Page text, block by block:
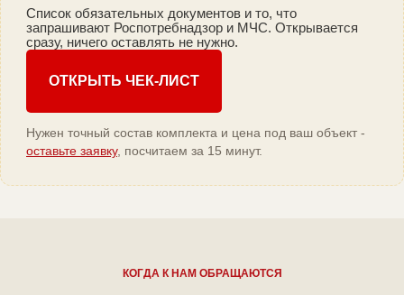
Список обязательных документов и то, что
запрашивают Роспотребнадзор и МЧС. Открывается
сразу, ничего оставлять не нужно.
ОТКРЫТЬ ЧЕК-ЛИСТ
Нужен точный состав комплекта и цена под ваш объект -
оставьте заявку, посчитаем за 15 минут.
КОГДА К НАМ ОБРАЩАЮТСЯ